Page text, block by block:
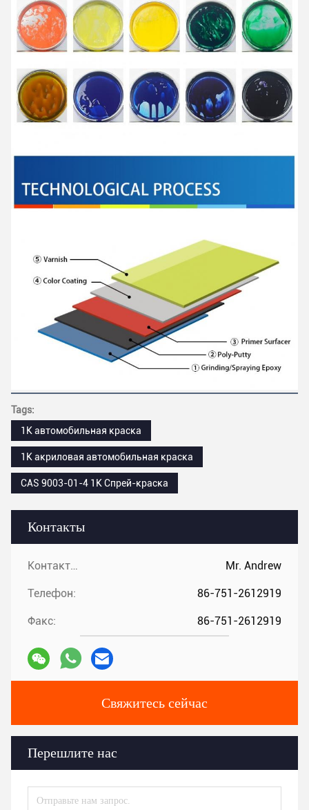
Контакты
Контакты: Mr. Andrew
Телефон: 86-751-2612919
Факс: 86-751-2612919
Свяжитесь сейчас
Перешлите нас
Tags:
1K автомобильная краска
1K акриловая автомобильная краска
CAS 9003-01-4 1K Спрей-краска